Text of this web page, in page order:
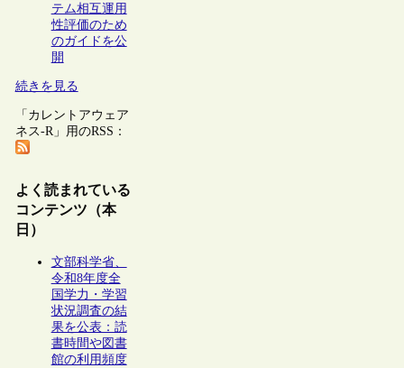
テム相互運用
性評価のため
のガイドを公
開
続きを見る
「カレントアウェア
ネス-R」用のRSS：
よく読まれている
コンテンツ（本
日）
文部科学省、
令和8年度全
国学力・学習
状況調査の結
果を公表：読
書時間や図書
館の利用頻度